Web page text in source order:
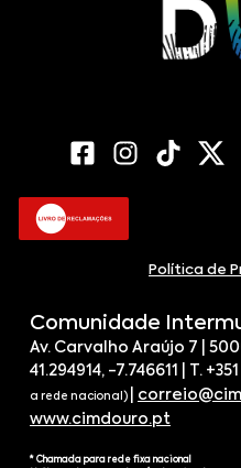
Política de
Comunidade
Av. Carvalho Araújo 7 |
41.294914, -7.746611 | T.
a rede nacional)
www.cimdouro.pt
* Chamada para rede fixa nacional